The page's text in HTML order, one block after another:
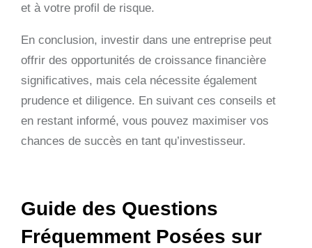
et à votre profil de risque.
En conclusion, investir dans une entreprise peut
offrir des opportunités de croissance financière
significatives, mais cela nécessite également
prudence et diligence. En suivant ces conseils et
en restant informé, vous pouvez maximiser vos
chances de succès en tant qu’investisseur.
Guide des Questions
Fréquemment Posées sur